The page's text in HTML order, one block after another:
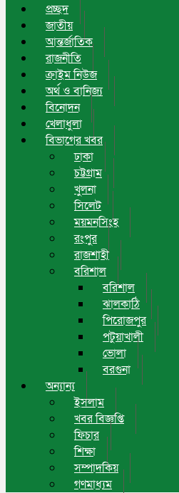
প্রচ্ছদ
জাতীয়
আন্তর্জাতিক
রাজনীতি
ক্রাইম নিউজ
অর্থ ও বানিজ্য
বিনোদন
খেলাধুলা
বিভাগের খবর
ঢাকা
চট্টগ্রাম
খুলনা
সিলেট
ময়মনসিংহ
রংপুর
রাজশাহী
বরিশাল
বরিশাল
ঝালকাঠি
পিরোজপুর
পটুয়াখালী
ভোলা
বরগুনা
অন্যান্য
ইসলাম
খবর বিজ্ঞপ্তি
ফিচার
শিক্ষা
সম্পাদকিয়
গণমাধ্যম